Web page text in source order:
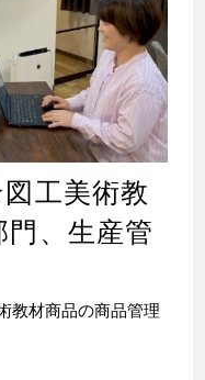
図工美術教
、生産管
教材商品の商品管理